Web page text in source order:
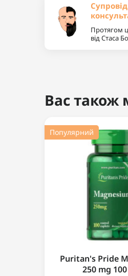
Протягом
від Стаса
Вас також
Популярний
Puritan's Pride
250 mg